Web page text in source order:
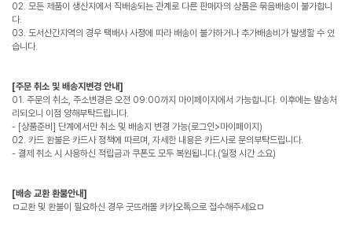
02. 모든 제품이 생산지에서 직배송되는 관계로 다른 판매자의 상품은 묶음배송이 불가합니
다.
03. 도서산간지역의 경우 택배사 사정에 따라 배송이 불가하거나 추가배송비가 발생할 수 있
습니다.
[주문 취소 및 배송지변경 안내]
01. 주문의 취소, 주소변경은 오전 09:00까지 마이페이지에서 가능합니다. 이후에는 발송처
리되오니 이점 양해부탁드립니다.
- [상품준비] 단계에서만 취소 및 배송지 변경 가능(로그인>마이페이지)
02. 카드 환불은 카드사 정책에 따르며, 자세한 내용은 카드사로 문의부탁드립니다.
- 결제 취소 시 사용하신 적립금과 쿠폰도 모두 복원됩니다.(일정 시간 소요)
[배송 교환 환불안내]
ㅁ교환 및 환불이 필요하신 경우 굿뜨래몰 카카오톡으로 접수해주세요ㅁ